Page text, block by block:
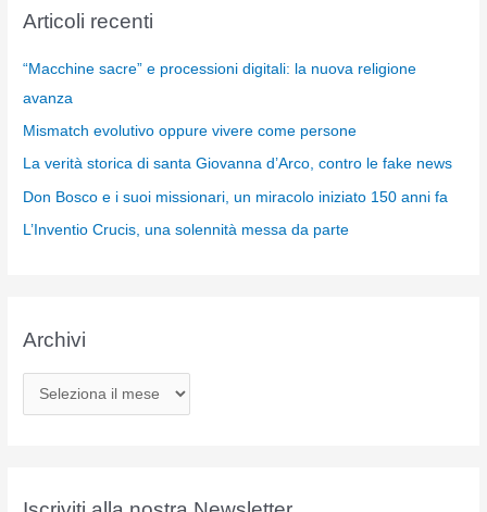
Articoli recenti
“Macchine sacre” e processioni digitali: la nuova religione
avanza
Mismatch evolutivo oppure vivere come persone
La verità storica di santa Giovanna d’Arco, contro le fake news
Don Bosco e i suoi missionari, un miracolo iniziato 150 anni fa
L’Inventio Crucis, una solennità messa da parte
Archivi
r
i